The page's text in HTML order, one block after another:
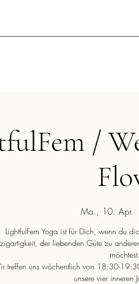
/
Mo., 10. Apr.
LightfulFem Yoga ist für Dich, wenn du
der liebenden Güte zu
möchtest.
treffen uns wöchentlich von 18:30-
unsere vier inneren